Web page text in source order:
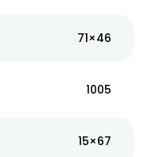
71×46
1005
15×67